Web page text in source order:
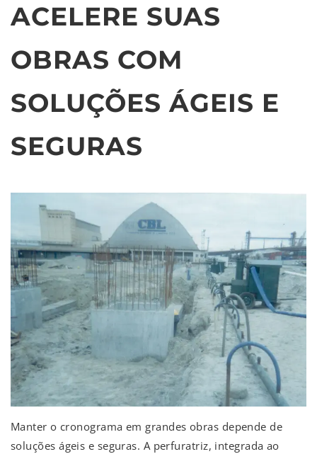
ACELERE SUAS
OBRAS COM
SOLUÇÕES ÁGEIS E
SEGURAS
Manter o cronograma em grandes obras depende de
soluções ágeis e seguras. A perfuratriz, integrada ao